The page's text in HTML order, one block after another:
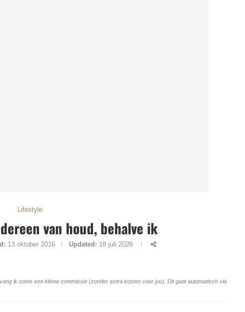
Lifestyle
van houd, behalve ik
13 oktober 2016 Updated: 18 juli 2026
ik soms een kleine commissie (zonder extra kosten voor jou). Dit gaat automatisch via